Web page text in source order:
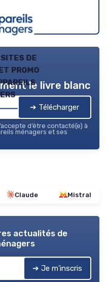
de
promo
— 2026
le livre blanc
➔ Télécharger
d’être contacté(e) à
ménagers et ses
Claude Mistral
actualités de
➔ Je m'inscris